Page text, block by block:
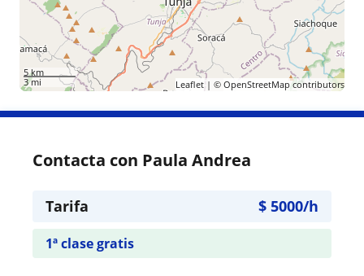
5 km
3 mi
Leaflet| © OpenStreetMapcontributors
Contacta con Paula Andrea
Tarifa $ 5000/h
1ª clase gratis